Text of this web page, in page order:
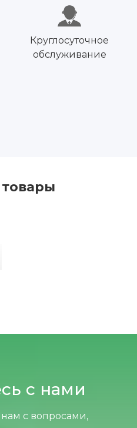
Круглосуточное
обслуживание
с нами
с вопросами,